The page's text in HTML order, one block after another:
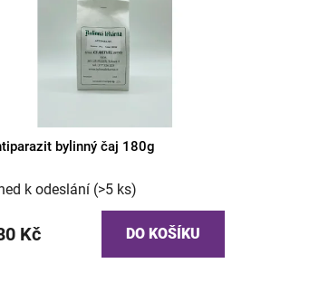
bylinný čaj 180g
k odeslání (>5 ks)
Kč DO KOŠÍKU